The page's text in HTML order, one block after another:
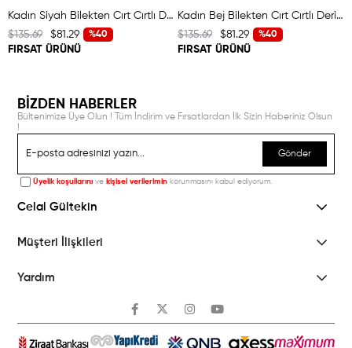
Kadın Siyah Bilekten Cırt Cırtlı Deri Sandalet
%40
$81.29
$135.69
FIRSAT ÜRÜNÜ
Kadın Bej Bilekten Cırt Cırtlı Deri Sandalet
%40
$81.29
$135.69
FIRSAT ÜRÜNÜ
BİZDEN HABERLER
Bültenimize Üye Olun ! Tüm İndirim ve Fırsatlardan İlk Sizin Haberiniz Olsun
!
Gönder
Üyelik koşullarını ve kişisel verilerimin korunmasını kabul ediyorum.
Celal Gültekin
Müşteri İlişkileri
Yardım